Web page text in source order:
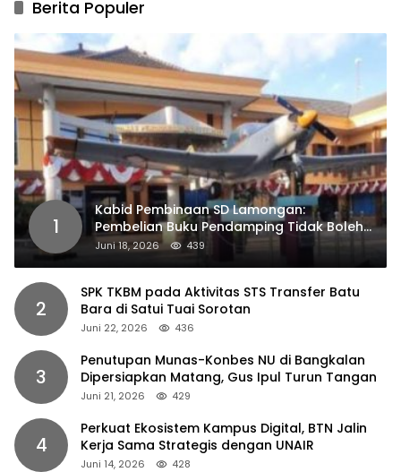
Berita Populer
1
Kabid Pembinaan SD Lamongan:
Pembelian Buku Pendamping Tidak Boleh
Dipaksakan
Juni 18, 2026 439
2
SPK TKBM pada Aktivitas STS Transfer Batu
Bara di Satui Tuai Sorotan
Juni 22, 2026 436
3
Penutupan Munas-Konbes NU di Bangkalan
Dipersiapkan Matang, Gus Ipul Turun Tangan
Juni 21, 2026 429
4
Perkuat Ekosistem Kampus Digital, BTN Jalin
Kerja Sama Strategis dengan UNAIR
Juni 14, 2026 428